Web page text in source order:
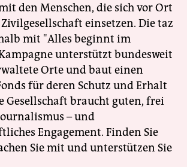
den Menschen, die sich vor Ort
einsetzen. Die taz
mit "Alles beginnt im
unterstützt bundesweit
Orte und baut einen
für deren Schutz und Erhalt
Gesellschaft braucht guten, frei
– und
Engagement. Finden Sie
Sie mit und unterstützen Sie